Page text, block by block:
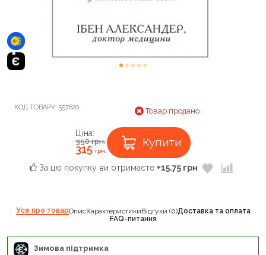
КОД ТОВАРУ: 557820 Товар продано
Ціна:
350грн.
315грн.
Купити
За цю покупку ви отримаєте +15.75 грн
Усе про товарОписХарактеристикиВідгуки (0)Доставка та оплата
FAQ-питання
Зимова підтримка